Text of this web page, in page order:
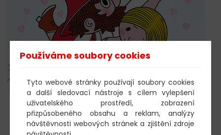
603 805 271
Používáme soubory cookies
Tyto webové stránky používají soubory cookies
a další sledovací nástroje s cílem vylepšení
uživatelského prostředí, zobrazení
přizpůsobeného obsahu a reklam, analýzy
návštěvnosti webových stránek a zjištění zdroje